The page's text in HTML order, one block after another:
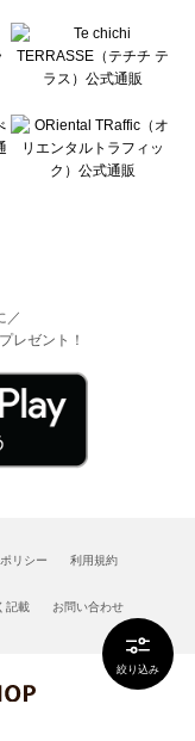
絞り込み
／
レゼント！
リシー 利用規約
記載 お問い合わせ